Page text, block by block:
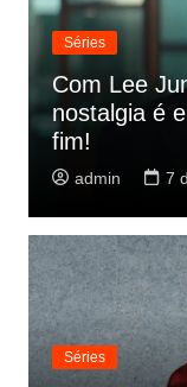
Séries
Com Lee
nostalgia é
fim!
admin 7
Séries